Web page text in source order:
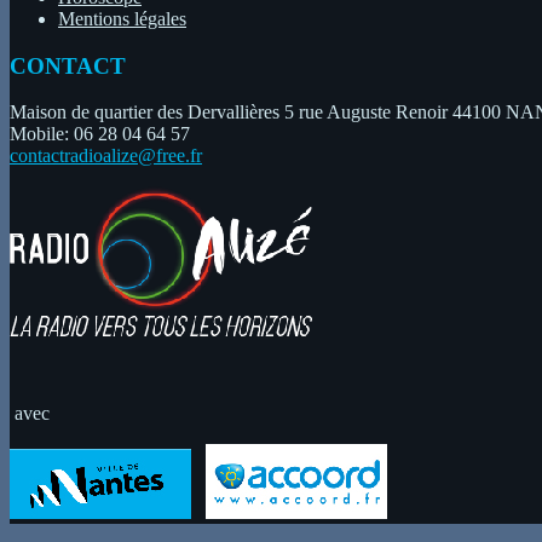
Mentions légales
CONTACT
Maison de quartier des Dervallières 5 rue Auguste Renoir 44100
Mobile: 06 28 04 64 57
contactradioalize@free.fr
avec